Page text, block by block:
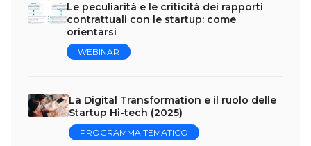
Le peculiarità e le criticità dei rapporti
contrattuali con le startup: come
orientarsi
WEBINAR
La Digital Transformation e il ruolo delle
Startup Hi-tech (2025)
PROGRAMMA TEMATICO